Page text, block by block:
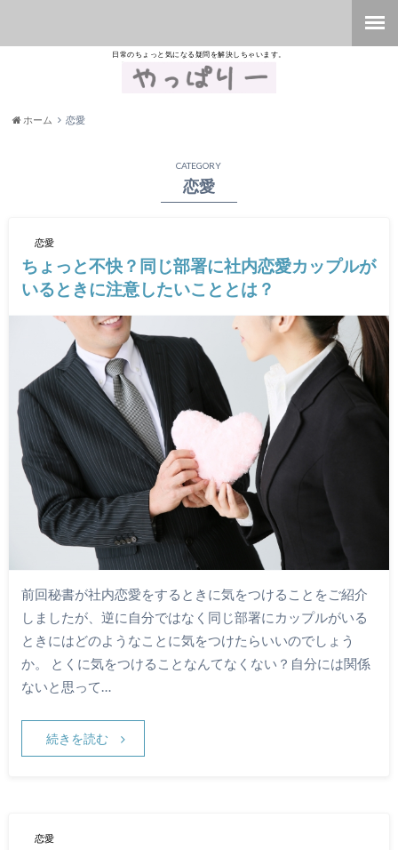
日常のちょっと気になる疑問を解決しちゃいます。
ホーム 恋愛
CATEGORY
恋愛
恋愛
ちょっと不快？同じ部署に社内恋愛カップルが
いるときに注意したいこととは？
前回秘書が社内恋愛をするときに気をつけることをご紹介
しましたが、逆に自分ではなく同じ部署にカップルがいる
ときにはどのようなことに気をつけたらいいのでしょう
か。 とくに気をつけることなんてなくない？自分には関係
ないと思って…
続きを読む
恋愛